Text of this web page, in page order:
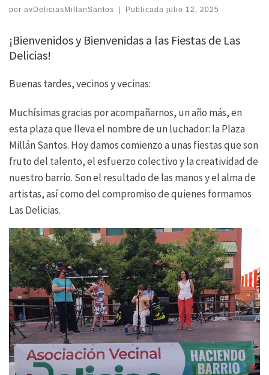
por avDeliciasMillanSantos | Publicadajulio 12, 2025
¡Bienvenidos y Bienvenidas a las Fiestas de Las
Delicias!
Buenas tardes, vecinos y vecinas:
Muchísimas gracias por acompañarnos, un año más, en
esta plaza que lleva el nombre de un luchador: la Plaza
Millán Santos. Hoy damos comienzo a unas fiestas que son
fruto del talento, el esfuerzo colectivo y la creatividad de
nuestro barrio. Son el resultado de las manos y el alma de
artistas, así como del compromiso de quienes formamos
Las Delicias.